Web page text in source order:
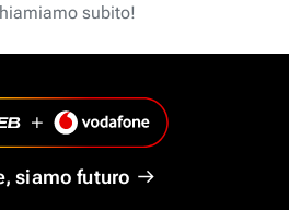
subito!
siamo futuro